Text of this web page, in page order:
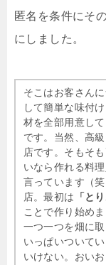
匿名を条件にそ
にしました。
そこはお客さん
して簡単な味付
材を全部用意し
です。当然、高
店です。そもそ
いなら作れる料
言っています（
店。最初は 「と
ことで作り始め
一つ一つを畑に
いっぱいついて
いけない。おいお